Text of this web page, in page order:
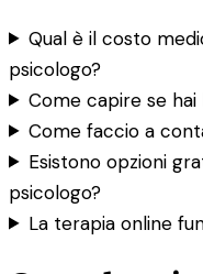
Qual è il costo
psicologo?
Come capire se
Come faccio a
Esistono opzioni
psicologo?
La terapia online